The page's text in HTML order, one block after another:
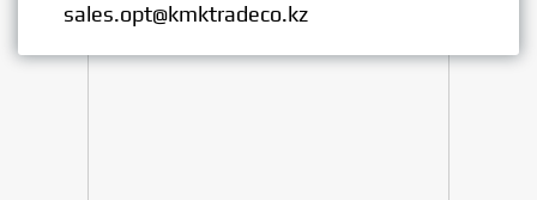
sales.opt@kmktradeco.kz